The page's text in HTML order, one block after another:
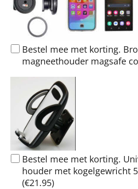
Bestel mee met korting.
magneethouder magsafe
Bestel mee met korting.
houder met kogelgewricht
(€21.95)